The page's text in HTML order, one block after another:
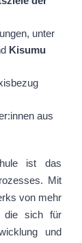
unter
Kisumu
aus
ist das
Mit
von mehr
die sich für
und